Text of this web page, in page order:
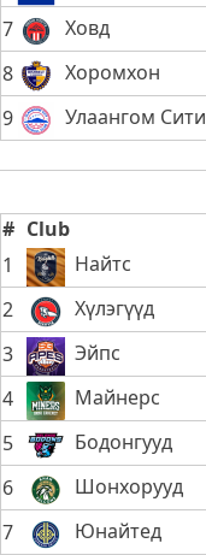
7
Ховд
8
Хоромхон
9
Улаангом Сити
# Club
1
Найтс
2
Хүлэгүүд
3
Эйпс
4
Майнерс
5
Бодонгууд
6
Шонхорууд
7
Юнайтед